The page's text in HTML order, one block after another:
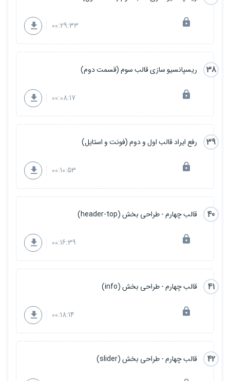
00:29:33
38 ریسپانسیو سازی قالب سوم (قسمت دوم)
00:08:17
39 رفع ایراد قالب اول و دوم (فونت و استایل)
00:10:53
40 قالب چهارم - طراحی بخش (header-top)
00:16:39
41 قالب چهارم - طراحی بخش (info)
00:18:14
42 قالب چهارم - طراحی بخش (slider)